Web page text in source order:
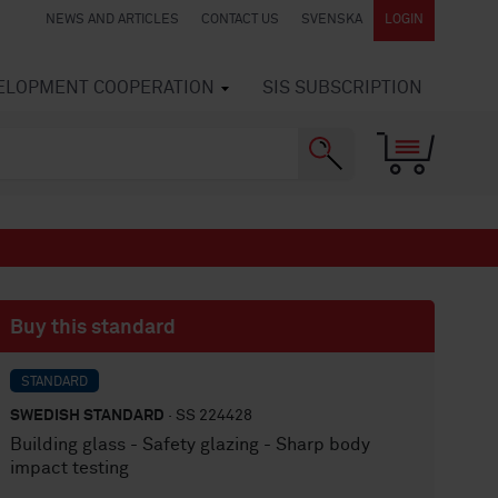
NEWS AND ARTICLES CONTACT US SVENSKA LOGIN
COOPERATION SIS SUBSCRIPTION
Buy this standard
STANDARD
SWEDISH STANDARD · SS 224428
Building glass - Safety glazing - Sharp body
impact testing